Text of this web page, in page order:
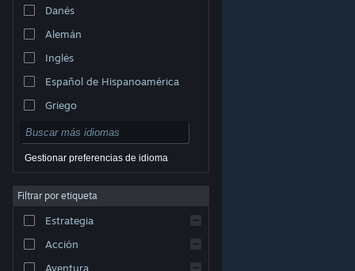
© Valve Corporation. Todos los derechos reservados.
respectivos dueños en EE. UU. y otros países.
Acuerdo de Suscriptor a Steam
Cookies
Danés
Alemán
Inglés
Español de Hispanoamérica
Griego
Gestionar preferencias de idioma
Filtrar por etiqueta
Estrategia
Acción
Aventura